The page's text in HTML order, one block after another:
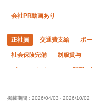
会社PR動画あり
正社員 交通費支給 ボ
社会保険完備 制服貸与
ピアス・ネイルOK 髪型・
残業月10時間以下 夜勤あり
掲載期間： 2026/04/03 - 2026/10/02